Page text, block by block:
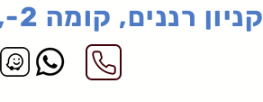
קניון רננים, קומה 2-, רעננה